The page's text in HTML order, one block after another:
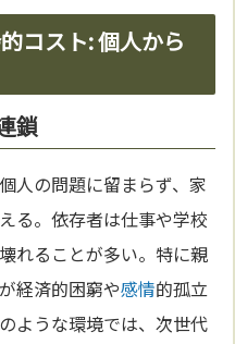
コスト: 個人から
鎖
人の問題に留まらず、家
る。依存者は仕事や学校
れることが多い。特に親
経済的困窮や感情的孤立
ような環境では、次世代